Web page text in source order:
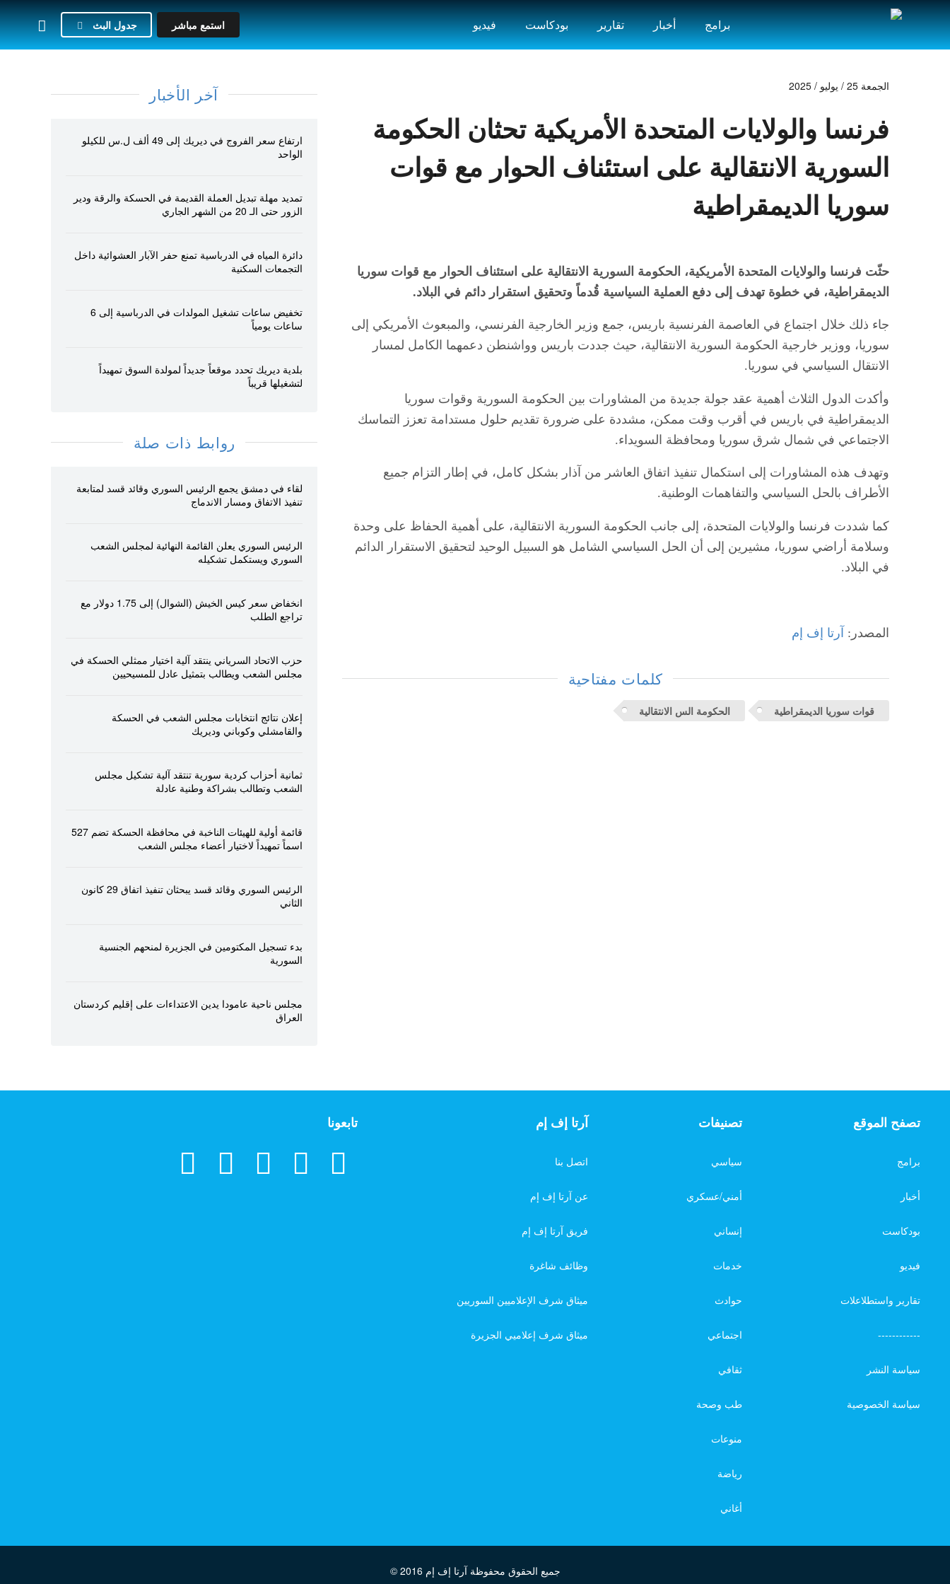
برامج أخبار تقارير بودكاست فيديو جدول البث استمع مباشر
آخر الأخبار
ارتفاع سعر الفروج في ديريك إلى 49 ألف ل.س للكيلو
الواحد
تمديد مهلة تبديل العملة القديمة في الحسكة والرقة ودير
الزور حتى الـ 20 من الشهر الجاري
دائرة المياه في الدرباسية تمنع حفر الآبار العشوائية داخل
التجمعات السكنية
تخفيض ساعات تشغيل المولدات في الدرباسية إلى 6
ساعات يومياً
بلدية ديريك تحدد موقعاً جديداً لمولدة السوق تمهيداً
لتشغيلها قريباً
روابط ذات صلة
لقاء في دمشق يجمع الرئيس السوري وقائد قسد لمتابعة
تنفيذ الاتفاق ومسار الاندماج
الرئيس السوري يعلن القائمة النهائية لمجلس الشعب
السوري ويستكمل تشكيله
انخفاض سعر كيس الخيش (الشوال) إلى 1.75 دولار مع
تراجع الطلب
حزب الاتحاد السرياني ينتقد آلية اختيار ممثلي الحسكة في
مجلس الشعب ويطالب بتمثيل عادل للمسيحيين
إعلان نتائج انتخابات مجلس الشعب في الحسكة
والقامشلي وكوباني وديريك
ثمانية أحزاب كردية سورية تنتقد آلية تشكيل مجلس
الشعب وتطالب بشراكة وطنية عادلة
قائمة أولية للهيئات الناخبة في محافظة الحسكة تضم 527
اسماً تمهيداً لاختيار أعضاء مجلس الشعب
الرئيس السوري وقائد قسد يبحثان تنفيذ اتفاق 29 كانون
الثاني
بدء تسجيل المكتومين في الجزيرة لمنحهم الجنسية
السورية
مجلس ناحية عامودا يدين الاعتداءات على إقليم كردستان
العراق
الجمعة 25 / يوليو / 2025
فرنسا والولايات المتحدة الأمريكية تحثان الحكومة
السورية الانتقالية على استئناف الحوار مع قوات
سوريا الديمقراطية
حثّت فرنسا والولايات المتحدة الأمريكية، الحكومة السورية الانتقالية على استئناف الحوار مع قوات سوريا
الديمقراطية، في خطوة تهدف إلى دفع العملية السياسية قُدماً وتحقيق استقرار دائم في البلاد.
جاء ذلك خلال اجتماع في العاصمة الفرنسية باريس، جمع وزير الخارجية الفرنسي، والمبعوث الأمريكي إلى
سوريا، ووزير خارجية الحكومة السورية الانتقالية، حيث جددت باريس وواشنطن دعمهما الكامل لمسار
الانتقال السياسي في سوريا.
وأكدت الدول الثلاث أهمية عقد جولة جديدة من المشاورات بين الحكومة السورية وقوات سوريا
الديمقراطية في باريس في أقرب وقت ممكن، مشددة على ضرورة تقديم حلول مستدامة تعزز التماسك
الاجتماعي في شمال شرق سوريا ومحافظة السويداء.
وتهدف هذه المشاورات إلى استكمال تنفيذ اتفاق العاشر من آذار بشكل كامل، في إطار التزام جميع
الأطراف بالحل السياسي والتفاهمات الوطنية.
كما شددت فرنسا والولايات المتحدة، إلى جانب الحكومة السورية الانتقالية، على أهمية الحفاظ على وحدة
وسلامة أراضي سوريا، مشيرين إلى أن الحل السياسي الشامل هو السبيل الوحيد لتحقيق الاستقرار الدائم
في البلاد.
المصدر: آرتا إف إم
كلمات مفتاحية
الحكومة الس الانتقالية قوات سوريا الديمقراطية
تصفح الموقع
برامج
أخبار
بودكاست
فيديو
تقارير واستطلاعلات
------------
سياسة النشر
سياسة الخصوصية
تصنيفات
سياسي
أمني/عسكري
إنساني
خدمات
حوادث
اجتماعي
ثقافي
طب وصحة
منوعات
رياضة
أغاني
آرتا إف إم
اتصل بنا
عن آرتا إف إم
فريق آرتا إف إم
وظائف شاغرة
ميثاق شرف الإعلاميين السوريين
ميثاق شرف إعلاميي الجزيرة
تابعونا
© 2016 جميع الحقوق محفوظة آرتا إف إم